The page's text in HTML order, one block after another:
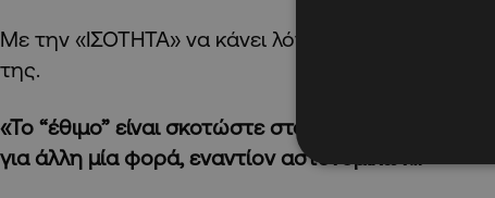
Με την «ΙΣΟΤΗΤΑ» να κάνει λόγο για απόπειρες
της.
«Το “έθιμο” είναι σκοτώστε στο ψαχνό;
για άλλη μία φορά, εναντίον αστυνομικών.»